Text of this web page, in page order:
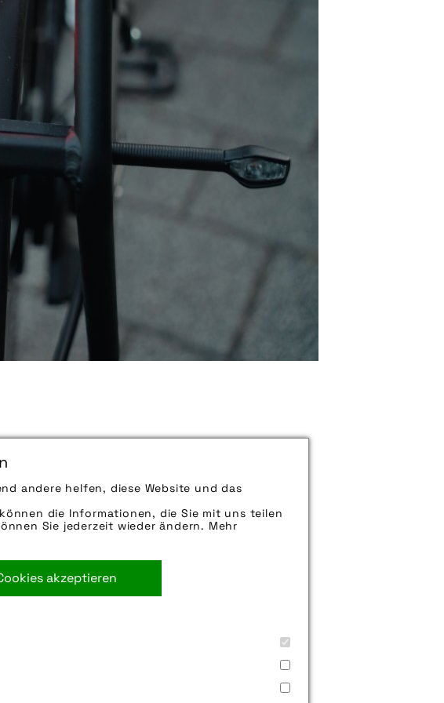
andere helfen, diese Website und das
die Informationen, die Sie mit uns teilen
Sie jederzeit wieder ändern. Mehr
akzeptieren
Sie können uns aber gern auch per E-
gerne weiter.
,busch & müller kg